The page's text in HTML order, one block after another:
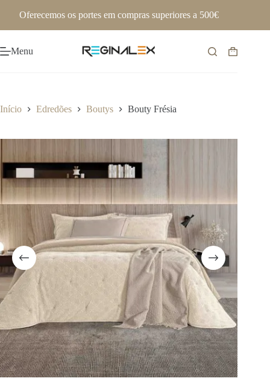
Oferecemos os portes em compras superiores a 500€
Menu
Carrinho
Início Edredões Boutys Bouty Frésia